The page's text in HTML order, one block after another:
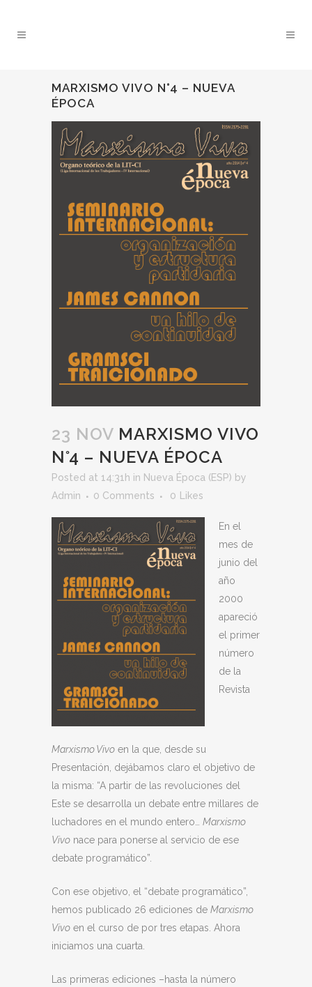
MARXISMO VIVO N°4 – NUEVA
ÉPOCA
23 NOV MARXISMO VIVO
N°4 – NUEVA ÉPOCA
Posted at 14:31h in Nueva Época (ESP) by
Admin
0 Comments 0 Likes
En el
mes de
junio del
año
2000
apareció
el primer
número
de la
Revista
Marxismo Vivo en la que, desde su
Presentación, dejábamos claro el objetivo de
la misma: “A partir de las revoluciones del
Este se desarrolla un debate entre millares de
luchadores en el mundo entero… Marxismo
Vivo nace para ponerse al servicio de ese
debate programático”.
Con ese objetivo, el “debate programático”,
hemos publicado 26 ediciones de Marxismo
Vivo en el curso de por tres etapas. Ahora
iniciamos una cuarta.
Las primeras ediciones –hasta la número